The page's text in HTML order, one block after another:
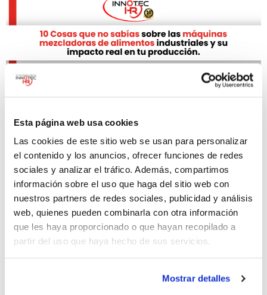
Esta página web usa cookies
Las cookies de este sitio web se usan para personalizar
el contenido y los anuncios, ofrecer funciones de redes
sociales y analizar el tráfico. Además, compartimos
información sobre el uso que haga del sitio web con
nuestros partners de redes sociales, publicidad y análisis
web, quienes pueden combinarla con otra información
que les haya proporcionado o que hayan recopilado a
partir del uso que haya hecho de sus servicios.
Mostrar detalles
10 Cosas que no sabías sobre las